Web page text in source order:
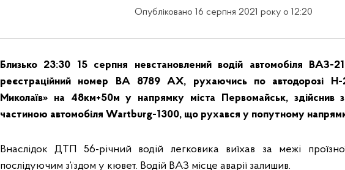
Опубліковано 16 серпня 2021 року о 12:20
Близько 23:30 15 серпня невстановлений водій автомобіля ВАЗ-
реєстраційний номер ВА 8789 АХ, рухаючись по автодорозі Н-
Миколаїв» на 48км+50м у напрямку міста Первомайськ, здійснив
частиною автомобіля Wartburg-1300, що рухався у попутному
Внаслідок ДТП 56-річний водій легковика виїхав за межі
послідуючим з’їздом у кювет. Водій ВАЗ місце аварії залишив.